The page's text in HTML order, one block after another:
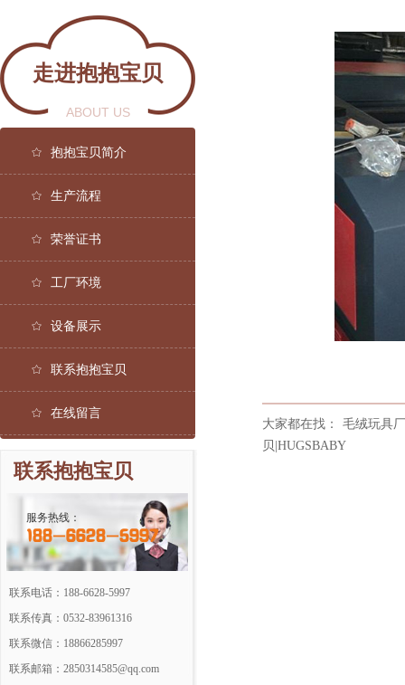
走进抱抱宝贝
ABOUT US
抱抱宝贝简介
生产流程
荣誉证书
工厂环境
设备展示
联系抱抱宝贝
在线留言
联系抱抱宝贝
服务热线：
188-6628-5997
联系电话：188-6628-5997
联系传真：0532-83961316
联系微信：18866285997
联系邮箱：2850314585@qq.com
大家都在找：
毛绒玩具
贝|HUGSBABY